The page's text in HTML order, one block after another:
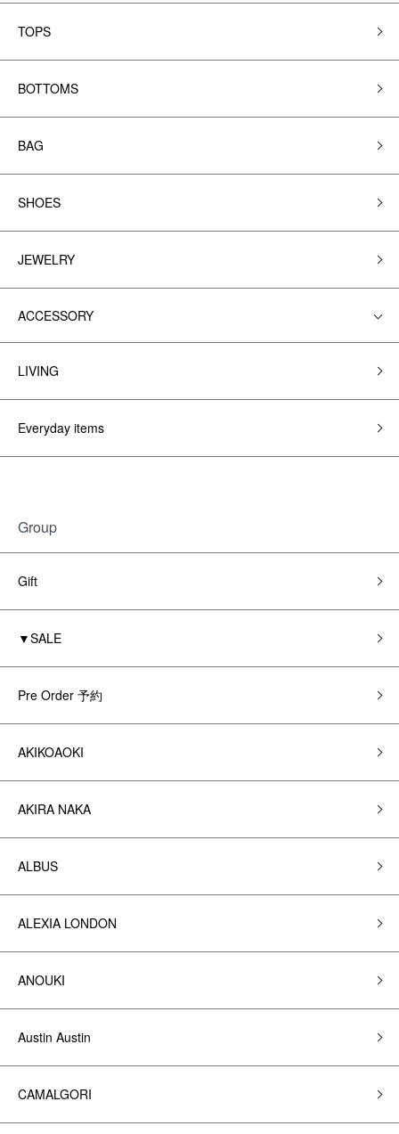
TOPS
BOTTOMS
BAG
SHOES
JEWELRY
ACCESSORY
LIVING
Everyday items
Group
Gift
▼SALE
Pre Order 予約
AKIKOAOKI
AKIRA NAKA
ALBUS
ALEXIA LONDON
ANOUKI
Austin Austin
CAMALGORI